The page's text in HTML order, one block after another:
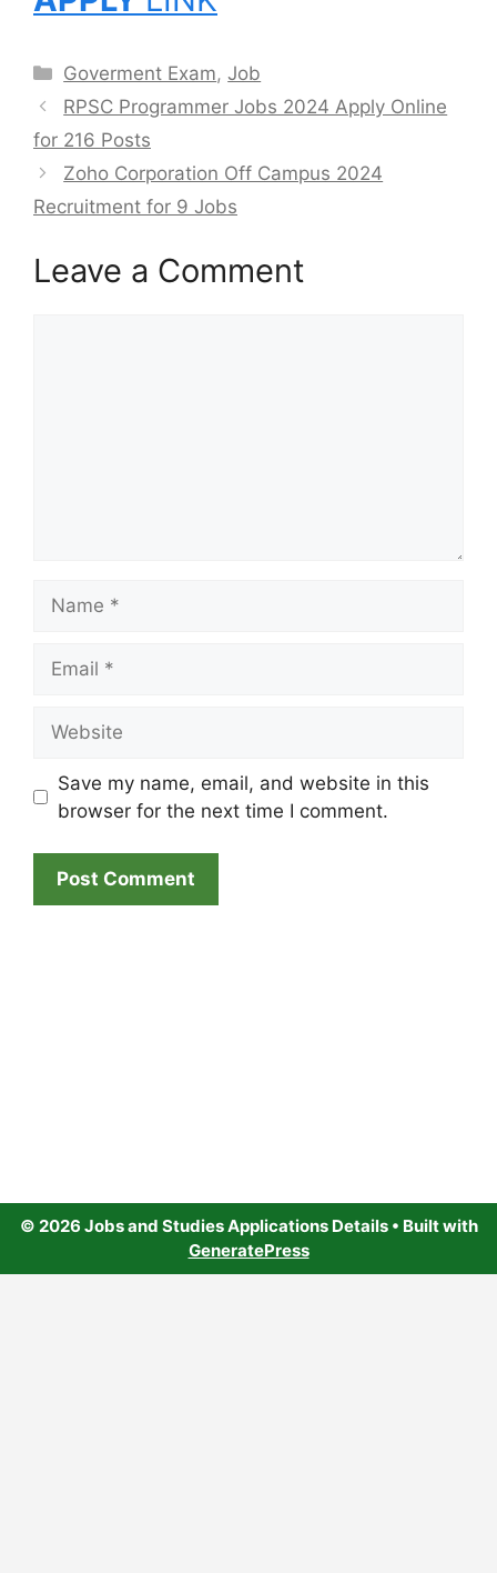
Categories
Goverment Exam,Job
RPSC Programmer Jobs 2024 Apply Online
for 216 Posts
Zoho Corporation Off Campus 2024
Recruitment for 9 Jobs
Leave a Comment
Save my name, email, and website in this
browser for the next time I comment.
© 2026 Jobs and Studies Applications Details• Built with
GeneratePress